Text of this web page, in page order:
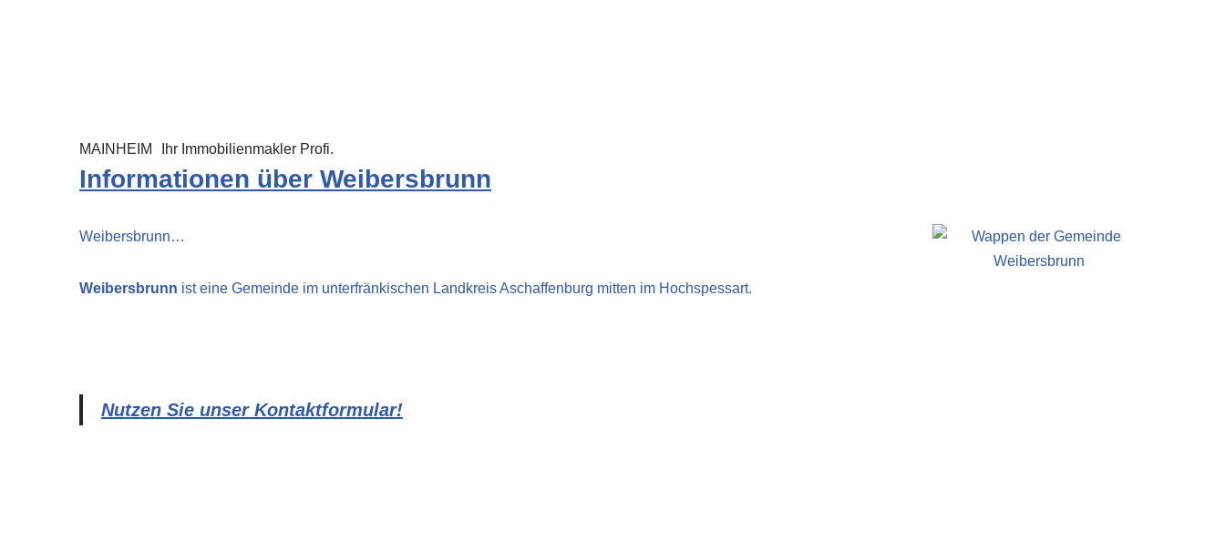
MAINHEIM Ihr Immobilienmakler Profi.
Informationen über Weibersbrunn
Weibersbrunn…
Weibersbrunn ist eine Gemeinde im unterfränkischen Landkreis Aschaffenburg mitten im Hochspessart.
Nutzen Sie unser Kontaktformular!